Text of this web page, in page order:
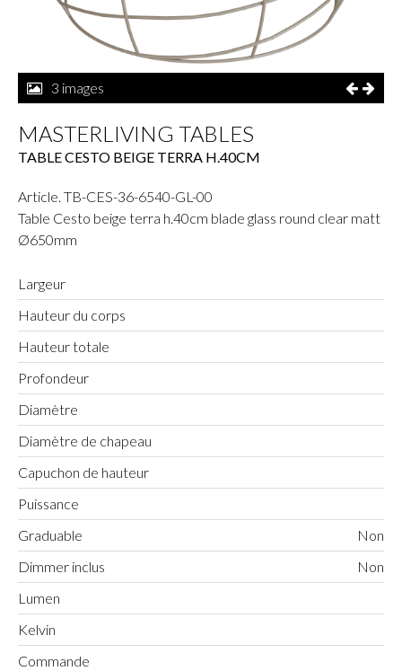
3 images
MASTERLIVING TABLES
TABLE CESTO BEIGE TERRA H.40CM
Article. TB-CES-36-6540-GL-00
Table Cesto beige terra h.40cm blade glass round clear matt
Ø650mm
Largeur
Hauteur du corps
Hauteur totale
Profondeur
Diamètre
Diamètre de chapeau
Capuchon de hauteur
Puissance
Graduable
Non
Dimmer inclus
Non
Lumen
Kelvin
Commande